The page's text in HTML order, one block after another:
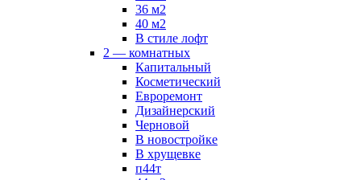
36 м2
40 м2
В стиле лофт
2 — комнатных
Капитальный
Косметический
Евроремонт
Дизайнерский
Черновой
В новостройке
В хрущевке
п44т